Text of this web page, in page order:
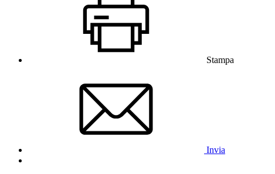
Stampa
Invia